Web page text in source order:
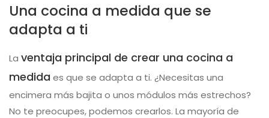
Una cocina a medida que se
adapta a ti
La ventaja principal de crear una cocina a
medida es que se adapta a ti. ¿Necesitas una
encimera más bajita o unos módulos más estrechos?
No te preocupes, podemos crearlos. La mayoría de